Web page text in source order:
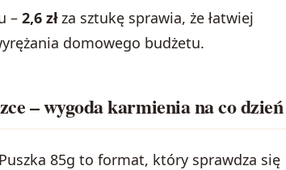
– 2,6 złza sztukę sprawia, że łatwiej
domowego budżetu.
– wygoda karmienia na co dzień
85g to format, który sprawdza się